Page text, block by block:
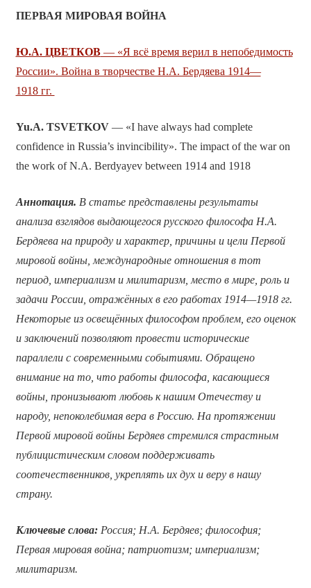
ПЕРВАЯ МИРОВАЯ ВОЙНА
Ю.А. ЦВЕТКОВ— «Я всё время верил в непобедимость
России». Война в творчестве Н.А. Бердяева 1914—
1918 гг.
Yu.A.TSVETKOV— «I have always had complete
confidence in Russia’s invincibility». The impact of the war on
the work of N.A. Berdyayev between 1914 and 1918
Аннотация. В статье представлены результаты
анализа взглядов выдающегося русского философа Н.А.
Бердяева на природу и характер, причины и цели Первой
мировой войны, международные отношения в тот
период, империализм и милитаризм, место в мире, роль и
задачи России, отражённых в его работах 1914—1918 гг.
Некоторые из освещённых философом проблем, его оценок
и заключений позволяют провести исторические
параллели с современными событиями. Обращено
внимание на то, что работы философа, касающиеся
войны, пронизывают любовь к нашим Отечеству и
народу, непоколебимая вера в Россию. На протяжении
Первой мировой войны Бердяев стремился страстным
публицистическим словом поддерживать
соотечественников, укреплять их дух и веру в нашу
страну.
Ключевые слова:Россия; Н.А. Бердяев; философия;
Первая мировая война; патриотизм; империализм;
милитаризм.